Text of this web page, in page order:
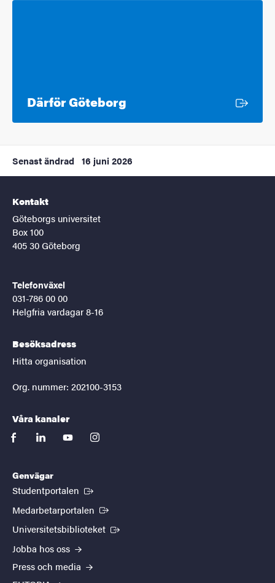
Därför Göteborg
Senast ändrad 16 juni 2026
Kontakt
Göteborgs universitet
Box 100
405 30 Göteborg
Telefonväxel
031-786 00 00
Helgfria vardagar 8-16
Besöksadress
Hitta organisation
Org. nummer: 202100-3153
Våra kanaler
facebooklinkedinyoutubeinstagram
Genvägar
Studentportalen (Extern länk)
Medarbetarportalen (Extern länk)
Universitetsbiblioteket (Extern länk)
Jobba hos oss
Press och media